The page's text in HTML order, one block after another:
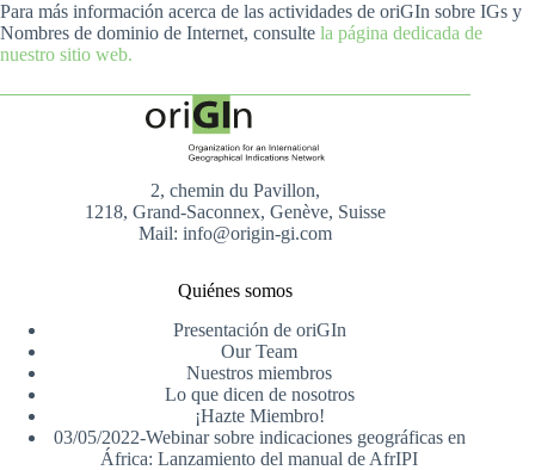
Para más información acerca de las actividades de oriGIn sobre IGs y
Nombres de dominio de Internet, consulte la página dedicada de
nuestro sitio web.
2, chemin du Pavillon,
1218, Grand-Saconnex, Genève, Suisse
Mail: info@origin-gi.com
Quiénes somos
Presentación de oriGIn
Our Team
Nuestros miembros
Lo que dicen de nosotros
¡Hazte Miembro!
03/05/2022-Webinar sobre indicaciones geográficas en
África: Lanzamiento del manual de AfrIPI